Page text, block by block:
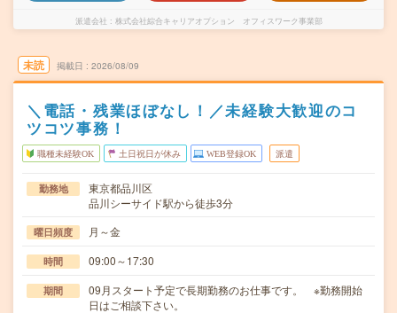
派遣会社 株式会社綜合キャリアオプション オフィスワーク事業部
未読 掲載日 2026/08/09
＼電話・残業ほぼなし！／未経験大歓迎のコ
ツコツ事務！
職種未経験OK 土日祝日が休み WEB登録OK 派遣
勤務地
東京都品川区
品川シーサイド駅から徒歩3分
曜日頻度 月～金
時間 09:00～17:30
期間
09月スタート予定で長期勤務のお仕事です。 ※勤務開始
日はご相談下さい。